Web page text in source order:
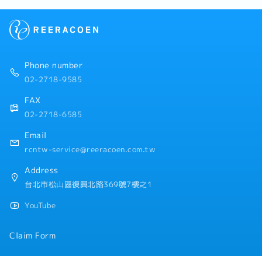
推進一貫負責。不僅是執行層面的角色，而是與客戶並肩
合作，串聯公司內部的企劃、製作與營運，推動整體專案
向前進展的職責。▶共通事項：・訪談客戶課題與需求，
理、預算管理・與內外部相關人員進行溝通協調與指導・
市場調查、競品分析、趨勢分析・依據數據進行成效驗證
【公司福利】
・年終獎金（依個人表現及公司業績浮動）
・彈性居家辦公制度（在職半年後，享有1週1天遠端工
・入社日起即享有3天特休
・生日假（在職滿一年後，生日的前後1個月內可獲得生
・結婚紀念日假
・暑假2日（若為新進同仁，需於6月底前通過試用期）
・Job Change制度
・新人研修、Skill Map培育
・業務改善提案制度
・健康檢查（2年1次）
Phone number
02-2718-9585
FAX
02-2718-6585
Email
rcntw-service@reeracoen.com.tw
Address
台北市松山區復興北路369號7樓之1
YouTube
Claim Form